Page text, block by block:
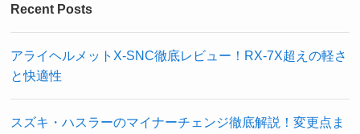
Recent Posts
アライヘルメットX-SNC徹底レビュー！RX-7X超えの軽さ
と快適性
スズキ・ハスラーのマイナーチェンジ徹底解説！変更点ま